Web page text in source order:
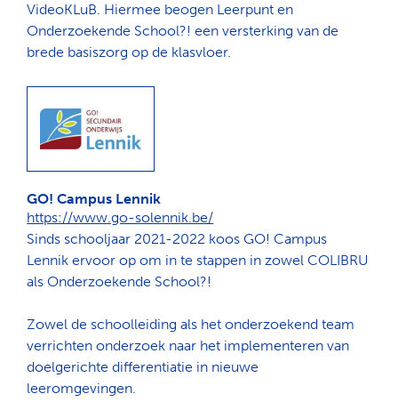
VideoKLuB. Hiermee beogen Leerpunt en
Onderzoekende School?! een versterking van de
brede basiszorg op de klasvloer.
GO! Campus Lennik
https://www.go-solennik.be/
Sinds schooljaar 2021-2022 koos GO! Campus
Lennik ervoor op om in te stappen in zowel COLIBRU
als Onderzoekende School?!
Zowel de schoolleiding als het onderzoekend team
verrichten onderzoek naar het implementeren van
doelgerichte differentiatie in nieuwe
leeromgevingen.